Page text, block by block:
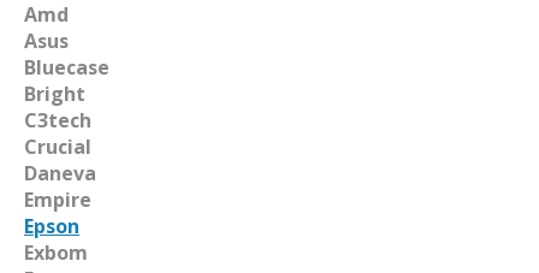
Amd
Asus
Bluecase
Bright
C3tech
Crucial
Daneva
Empire
Epson
Exbom